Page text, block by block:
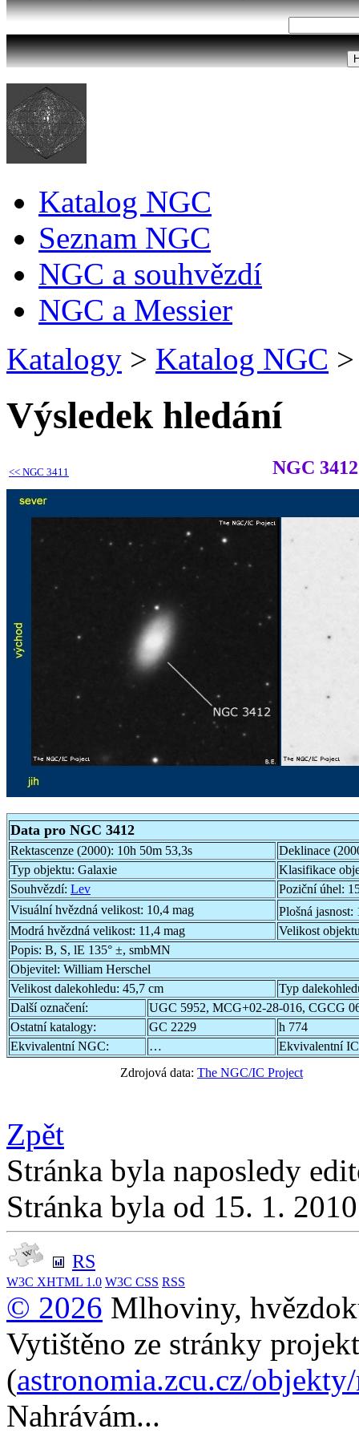
Katalog NGC
Seznam NGC
NGC a souhvězdí
NGC a Messier
Katalogy > Katalog NGC >
Výsledek hledání
<< NGC 3411 NGC 3412
Data pro NGC 3412
Rektascenze (2000): 10h 50m 53,3s
Deklinace
Typ objektu: Galaxie
Klasifikace
Souhvězdí: Lev Poziční úhel:
Visuální hvězdná velikost: 10,4 mag Plošná jasnost:
Modrá hvězdná velikost: 11,4 mag
Velikost
Popis: B, S, lE 135° ±, smbMN
Objevitel: William Herschel
Velikost dalekohledu: 45,7 cm
Typ
Další označení:
UGC 5952, MCG+02-28-016, CGCG
Ostatní katalogy:
GC 2229
h 774
Ekvivalentní NGC:
…
Ekvivalentní
Zdrojová data: The NGC/IC Project
Zpět
Stránka byla naposledy
Stránka byla od 15. 1.
RS
W3C XHTML 1.0 W3C CSS RSS
© 2026 Mlhoviny,
Vytištěno ze stránky
(astronomia.zcu.cz/
Nahrávám...